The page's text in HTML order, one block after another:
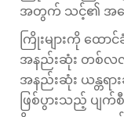
အတွက် သင့်၏ အကေ
ကြိုးများကို ထေ
အနည်းဆုံး တစ်လလ
အနည်းဆုံး ယန္တရား
ဖြစ်ပွားသည့် ပျက်